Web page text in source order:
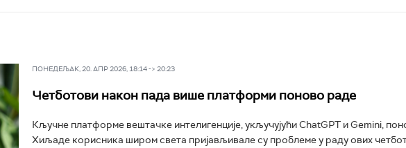
ПОНЕДЕЉАК, 20. АПР 2026, 18:14 -> 20:23
Четботови након пада више платформи поново раде
Кључне платформе вештачке интелигенције, укључујући ChatGPT и Gemini,
Хиљаде корисника широм света пријављивале су проблеме у раду ових